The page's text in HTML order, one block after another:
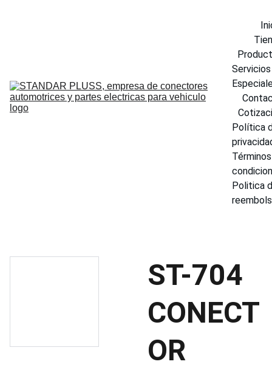
Servicios
Política
Politica
ST-704
CONECT
OR